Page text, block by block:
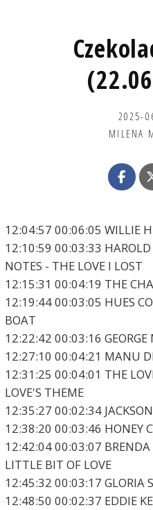
2025-
MILENA
12:04:57 00:06:05 WILLIE
12:10:59 00:03:33
NOTES - THE LOVE I LOST
12:15:31 00:04:19 THE
12:19:44 00:03:05 HUES
BOAT
12:22:42 00:03:16 GEORGE
12:27:10 00:04:21 MANU
12:31:25 00:04:01 THE
LOVE'S THEME
12:35:27 00:02:34
12:38:20 00:03:46 HONEY
12:42:04 00:03:07
LITTLE BIT OF LOVE
12:45:32 00:03:17 GLORIA
12:48:50 00:02:37 EDDIE